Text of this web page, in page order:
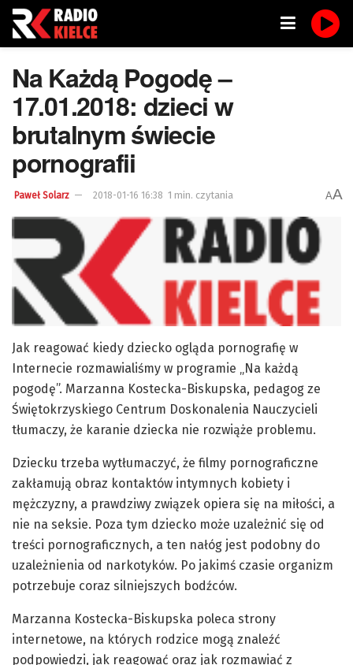
Na Każdą Pogodę –
17.01.2018: dzieci w
brutalnym świecie
pornografii
Paweł Solarz 2018-01-16 16:38 1 min. czytania AA
Jak reagować kiedy dziecko ogląda pornografię w
Internecie rozmawialiśmy w programie „Na każdą
pogodę”. Marzanna Kostecka-Biskupska, pedagog ze
Świętokrzyskiego Centrum Doskonalenia Nauczycieli
tłumaczy, że karanie dziecka nie rozwiąże problemu.
Dziecku trzeba wytłumaczyć, że filmy pornograficzne
zakłamują obraz kontaktów intymnych kobiety i
mężczyzny, a prawdziwy związek opiera się na miłości, a
nie na seksie. Poza tym dziecko może uzależnić się od
treści pornograficznych, a ten nałóg jest podobny do
uzależnienia od narkotyków. Po jakimś czasie organizm
potrzebuje coraz silniejszych bodźców.
Marzanna Kostecka-Biskupska poleca strony
internetowe, na których rodzice mogą znaleźć
podpowiedzi, jak reagować oraz jak rozmawiać z